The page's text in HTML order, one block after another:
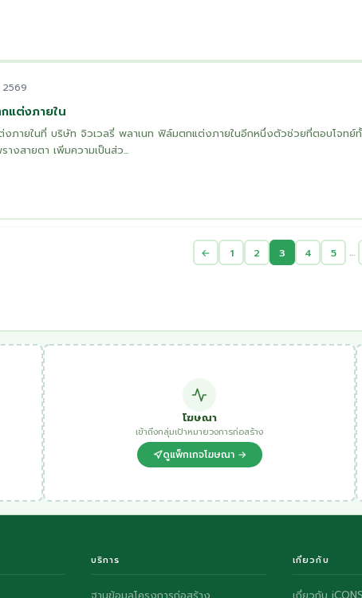
2569
แต่งภายใน
ภายในที่ บริษัท จิวเวลรี่ พลาเนท ฟิล์มตกแต่งภายในอีกหนึ่งตัวช่วยที่ตอบโจทย์
งสายตา เพิ่มความเป็นส่ว...
← 1 2 3 4 5 …
โฆษณา
เข้าถึงกลุ่มเป้าหมายวงการก่อสร้าง
ดูแพ็กเกจโฆษณา →
บริการ เกี่ยวกับ